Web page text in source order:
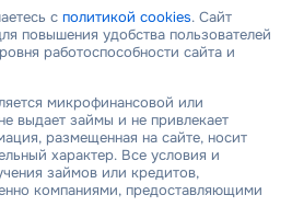
с политикой cookies. Сайт
повышения удобства пользователей
работоспособности сайта и
микрофинансовой или
выдает займы и не привлекает
размещенная на сайте, носит
характер. Все условия и
займов или кредитов,
компаниями, предоставляющими